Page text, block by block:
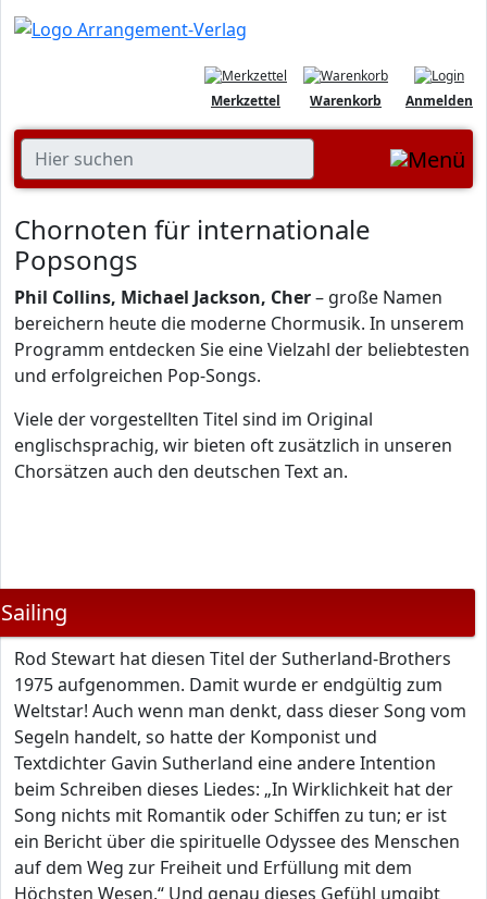
Anmelden
Warenkorb
Merkzettel
Chornoten für internationale
Popsongs
Phil Collins, Michael Jackson, Cher– große Namen
bereichern heute die moderne Chormusik. In unserem
Programm entdecken Sie eine Vielzahl der beliebtesten
und erfolgreichen Pop-Songs.
Viele der vorgestellten Titel sind im Original
englischsprachig, wir bieten oft zusätzlich in unseren
Chorsätzen auch den deutschen Text an.
Sailing
Rod Stewart hat diesen Titel der Sutherland-Brothers
1975 aufgenommen. Damit wurde er endgültig zum
Weltstar! Auch wenn man denkt, dass dieser Song vom
Segeln handelt, so hatte der Komponist und
Textdichter Gavin Sutherland eine andere Intention
beim Schreiben dieses Liedes: „In Wirklichkeit hat der
Song nichts mit Romantik oder Schiffen zu tun; er ist
ein Bericht über die spirituelle Odyssee des Menschen
auf dem Weg zur Freiheit und Erfüllung mit dem
Höchsten Wesen.“ Und genau dieses Gefühl umgibt